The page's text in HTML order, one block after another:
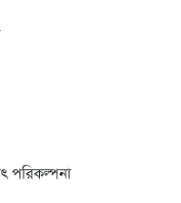
পরিকল্পনা